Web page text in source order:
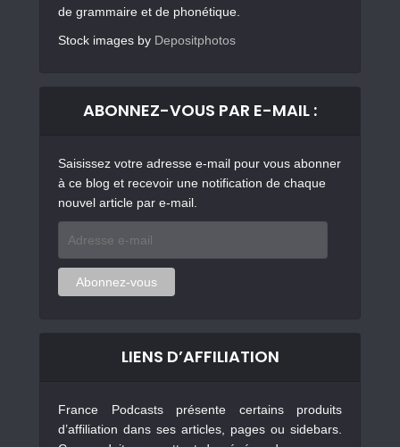
de grammaire et de phonétique.
Stock images by Depositphotos
ABONNEZ-VOUS PAR E-MAIL :
Saisissez votre adresse e-mail pour vous abonner
à ce blog et recevoir une notification de chaque
nouvel article par e-mail.
mail
Abonnez-vous
LIENS D’AFFILIATION
France Podcasts présente certains produits
d’affiliation dans ses articles, pages ou sidebars.